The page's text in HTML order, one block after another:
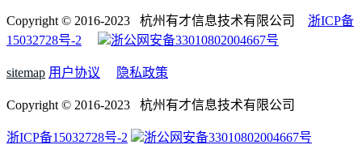
Copyright © 2016-2023 杭州有才信息技术有限公司 浙ICP备
15032728号-2
浙公网安备33010802004667号
sitemap 用户协议 隐私政策
Copyright © 2016-2023 杭州有才信息技术有限公司
浙ICP备15032728号-2
浙公网安备33010802004667号